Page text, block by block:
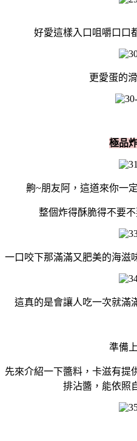
好愛這樣入口咀嚼口口
更愛蛋的
極品
齁~朋友阿，這道來你一
整個炸得酥脆得不要
一口咬下那滿滿又肥美的海滋
這真的是會讓人吃一次就滿
準備
先來介紹一下醬料，卡滋有提
排沾醬，能依照